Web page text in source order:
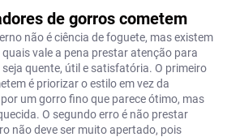
de gorros cometem
não é ciência de foguete, mas existem
vale a pena prestar atenção para
quente, útil e satisfatória. O primeiro
é priorizar o estilo em vez da
um gorro fino que parece ótimo, mas
O segundo erro é não prestar
não deve ser muito apertado, pois